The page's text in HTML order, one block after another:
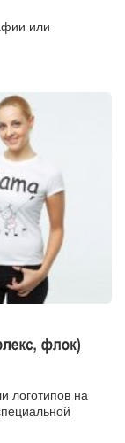
или
логотипов на